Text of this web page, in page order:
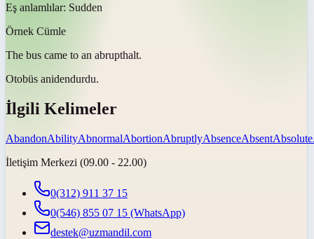
Eş anlamlılar: Sudden
Örnek Cümle
The bus came to an abrupthalt.
Otobüs anidendurdu.
İlgili Kelimeler
AbandonAbilityAbnormalAbortionAbruptlyAbsenceAbsentAbsolute
İletişim Merkezi (09.00 - 22.00)
0(312) 911 37 15
0(546) 855 07 15 (WhatsApp)
destek@uzmandil.com